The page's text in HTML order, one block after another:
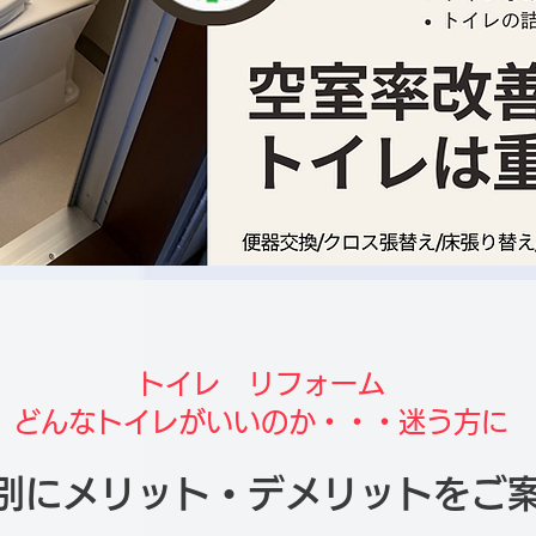
トイレ リフォーム​
どんなトイレがいいのか・・・迷う方に
にメリット・デメリットをご